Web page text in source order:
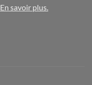
En savoir plus.